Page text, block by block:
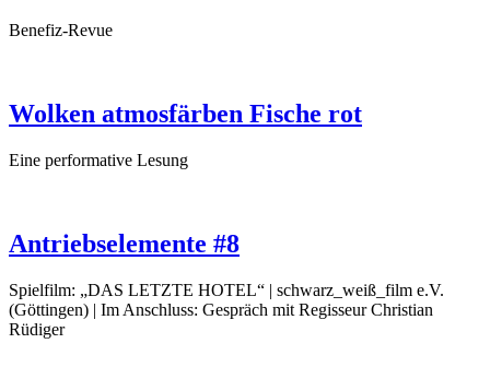
Benefiz-Revue
Wolken atmosfärben Fische rot
Eine performative Lesung
Antriebselemente #8
Spielfilm: „DAS LETZTE HOTEL“ | schwarz_weiß_film e.V.
(Göttingen) | Im Anschluss: Gespräch mit Regisseur Christian
Rüdiger